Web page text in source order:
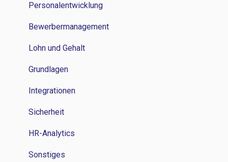
Grundlagen
Personalentwicklung
Bewerbermanagement
Lohn und Gehalt
Grundlagen
Integrationen
Sicherheit
HR-Analytics
Sonstiges